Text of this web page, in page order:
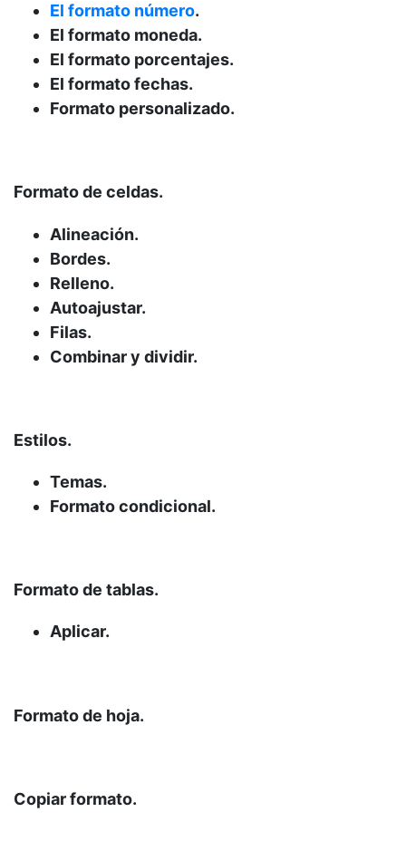
El formato número.
El formato moneda.
El formato porcentajes.
El formato fechas.
Formato personalizado.
Formato de celdas.
Alineación.
Bordes.
Relleno.
Autoajustar.
Filas.
Combinar y dividir.
Estilos.
Temas.
Formato condicional.
Formato de tablas.
Aplicar.
Formato de hoja.
Copiar formato.